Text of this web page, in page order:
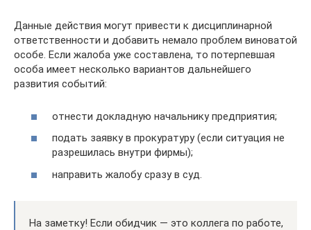
Данные действия могут привести к дисциплинарной
ответственности и добавить немало проблем виноватой
особе. Если жалоба уже составлена, то потерпевшая
особа имеет несколько вариантов дальнейшего
развития событий:
отнести докладную начальнику предприятия;
подать заявку в прокуратуру (если ситуация не
разрешилась внутри фирмы);
направить жалобу сразу в суд.
На заметку! Если обидчик — это коллега по работе,